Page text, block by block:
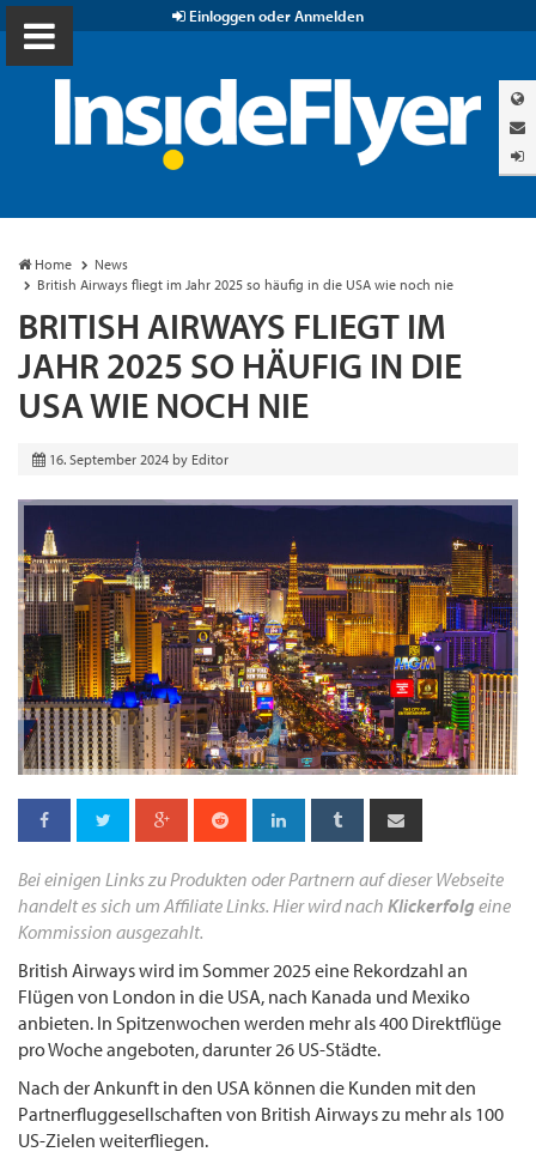
Einloggen oder Anmelden
Home
News
British Airways fliegt im Jahr 2025 so häufig in die USA wie noch nie
BRITISH AIRWAYS FLIEGT IM
JAHR 2025 SO HÄUFIG IN DIE
USA WIE NOCH NIE
16. September 2024 by Editor
Bei einigen Links zu Produkten oder Partnern auf dieser Webseite
handelt es sich um Affiliate Links. Hier wird nach Klickerfolg eine
Kommission ausgezahlt.
British Airways wird im Sommer 2025 eine Rekordzahl an
Flügen von London in die USA, nach Kanada und Mexiko
anbieten. In Spitzenwochen werden mehr als 400 Direktflüge
pro Woche angeboten, darunter 26 US-Städte.
Nach der Ankunft in den USA können die Kunden mit den
Partnerfluggesellschaften von British Airways zu mehr als 100
US-Zielen weiterfliegen.